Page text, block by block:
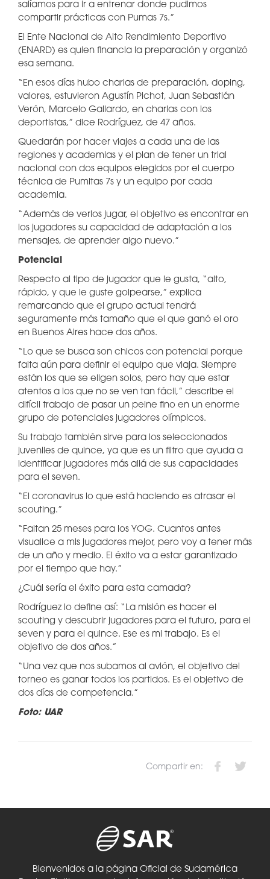
salíamos para ir a entrenar donde pudimos
compartir prácticas con Pumas 7s.”
El Ente Nacional de Alto Rendimiento Deportivo
(ENARD) es quien financia la preparación y organizó
esa semana.
“En esos días hubo charlas de preparación, doping,
valores, estuvieron Agustín Pichot, Juan Sebastián
Verón, Marcelo Gallardo, en charlas con los
deportistas,” dice Rodríguez, de 47 años.
Quedarán por hacer viajes a cada una de las
regiones y academias y el plan de tener un trial
nacional con dos equipos elegidos por el cuerpo
técnica de Pumitas 7s y un equipo por cada
academia.
“Además de verlos jugar, el objetivo es encontrar en
los jugadores su capacidad de adaptación a los
mensajes, de aprender algo nuevo.”
Potencial
Respecto al tipo de jugador que le gusta, “alto,
rápido, y que le guste golpearse,” explica
remarcando que el grupo actual tendrá
seguramente más tamaño que el que ganó el oro
en Buenos Aires hace dos años.
“Lo que se busca son chicos con potencial porque
falta aún para definir el equipo que viaja. Siempre
están los que se eligen solos, pero hay que estar
atentos a los que no se ven tan fácil,” describe el
difícil trabajo de pasar un peine fino en un enorme
grupo de potenciales jugadores olímpicos.
Su trabajo también sirve para los seleccionados
juveniles de quince, ya que es un filtro que ayuda a
identificar jugadores más allá de sus capacidades
para el seven.
“El coronavirus lo que está haciendo es atrasar el
scouting.”
“Faltan 25 meses para los YOG. Cuantos antes
visualice a mis jugadores mejor, pero voy a tener más
de un año y medio. El éxito va a estar garantizado
por el tiempo que hay.”
¿Cuál sería el éxito para esta camada?
Rodríguez lo define así: “La misión es hacer el
scouting y descubrir jugadores para el futuro, para el
seven y para el quince. Ese es mi trabajo. Es el
objetivo de dos años.”
“Una vez que nos subamos al avión, el objetivo del
torneo es ganar todos los partidos. Es el objetivo de
dos días de competencia.”
Foto: UAR
Compartir en:
Bienvenidos a la página Oficial de Sudamérica